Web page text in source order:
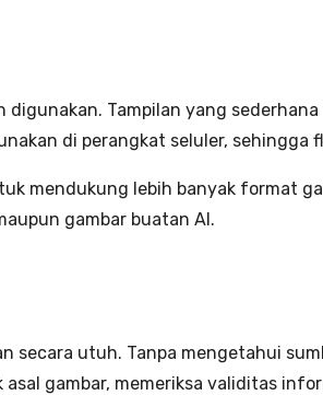
Tampilan yang
di perangkat seluler, sehingga
mendukung lebih banyak format
gambar buatan AI.
secara utuh. Tanpa mengetahui
gambar, memeriksa validitas